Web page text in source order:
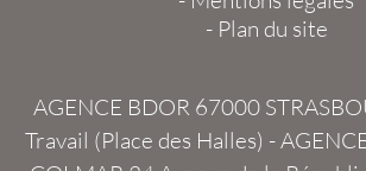
- Plan du site
AGENCE BDOR 67000
Travail (Place des Halles) -